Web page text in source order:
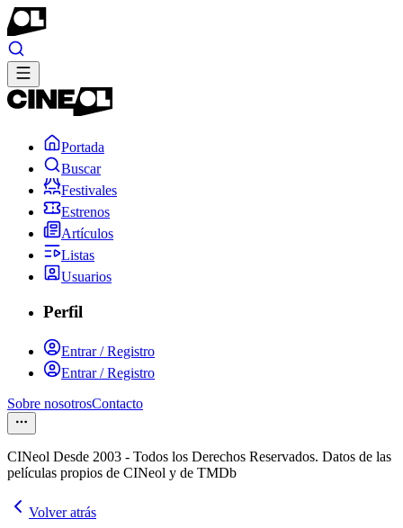
Portada
Buscar
Festivales
Estrenos
Artículos
Listas
Usuarios
Perfil
Entrar / Registro
Entrar / Registro
Sobre nosotrosContacto
CINeol Desde 2003 - Todos los Derechos Reservados. Datos de las
películas propios de CINeol y de TMDb
Volver atrás